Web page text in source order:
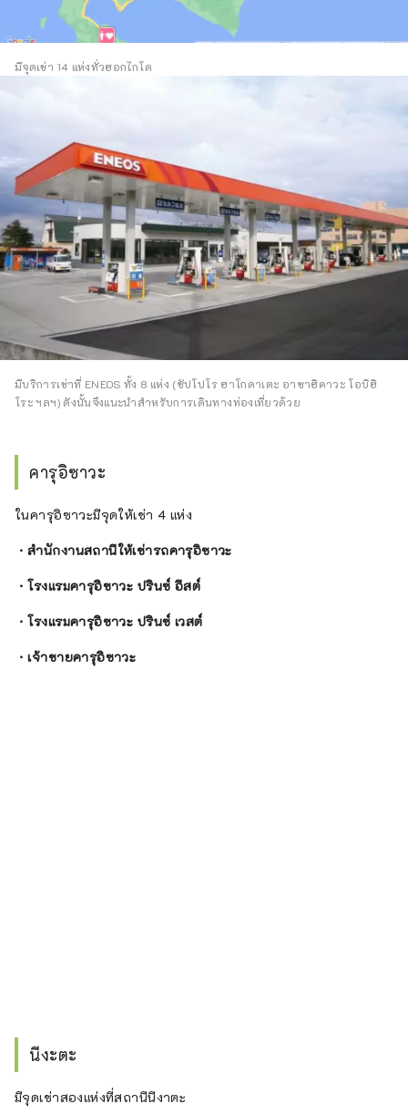
มีจุดเช่า 14 แห่งทั่วฮอกไกโด
มีบริการเช่าที่ ENEOS ทั้ง 8 แห่ง (ซัปโปโร ฮาโกดาเตะ อาซาฮิคาวะ โอบิฮิ
โระ ฯลฯ) ดังนั้นจึงแนะนำสำหรับการเดินทางท่องเที่ยวด้วย
คารุอิซาวะ
ในคารุอิซาวะมีจุดให้เช่า 4 แห่ง
・สำนักงานสถานีให้เช่ารถคารุอิซาวะ
・โรงแรมคารุอิซาวะ ปรินซ์ อีสต์
・โรงแรมคารุอิซาวะ ปรินซ์ เวสต์
・เจ้าชายคารุอิซาวะ
นีงะตะ
มีจุดเช่าสองแห่งที่สถานีนีงาตะ